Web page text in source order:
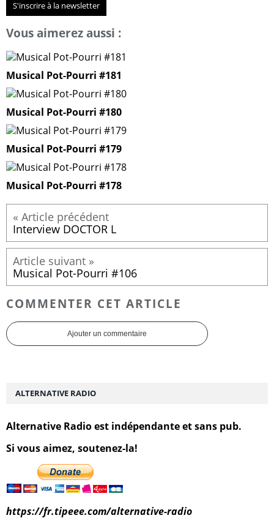
S'inscrire à la newsletter
Vous aimerez aussi :
Musical Pot-Pourri #181
Musical Pot-Pourri #180
Musical Pot-Pourri #179
Musical Pot-Pourri #178
Interview DOCTOR L
Musical Pot-Pourri #106
COMMENTER CET ARTICLE
Ajouter un commentaire
ALTERNATIVE RADIO
Alternative Radio est indépendante et sans pub.
Si vous aimez, soutenez-la!
https://fr.tipeee.com/alternative-radio